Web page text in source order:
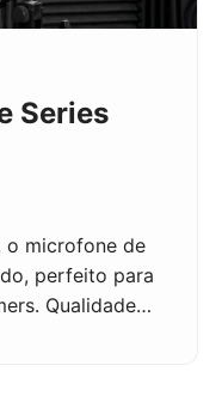
Series
o microfone de
perfeito para
Qualidade…